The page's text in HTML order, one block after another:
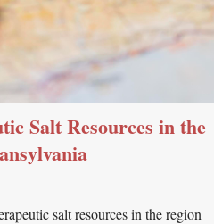
Salt Resources in the
salt resources in the region